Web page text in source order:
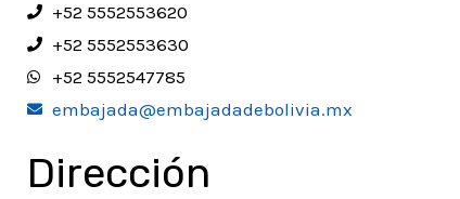
+52 5552553620
+52 5552553630
+52 5552547785
embajada@embajadadebolivia.mx
Dirección